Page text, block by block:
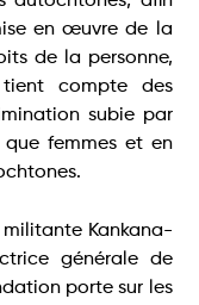
en œuvre de la
de la personne,
tient compte des
subie par
que femmes et en
militante Kankana-
générale de
porte sur les